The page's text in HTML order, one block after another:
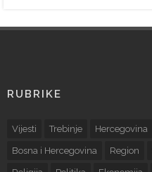
RUBRIKE
Vijesti Trebinje Hercegovina
Bosna i Hercegovina Region